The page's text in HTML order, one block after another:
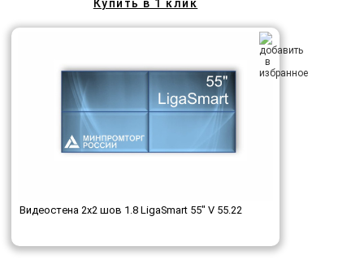
Купить в 1 клик
Видеостена 2x2 шов 1.8 LigaSmart 55" V 55.22